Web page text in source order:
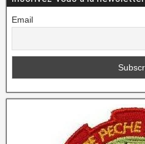
Email